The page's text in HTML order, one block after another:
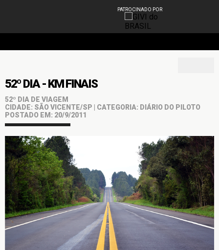
PATROCINADO POR
52º DIA - KM FINAIS
52º DIA DE VIAGEM
CIDADE: SÃO VICENTE/SP | CATEGORIA: DIÁRIO DO PILOTO
POSTADO EM: 20/9/2011